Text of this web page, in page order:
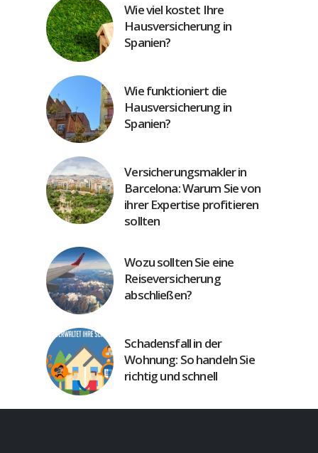
Wie viel kostet Ihre
Hausversicherung in
Spanien?
Wie funktioniert die
Hausversicherung in
Spanien?
Versicherungsmakler in
Barcelona: Warum Sie von
ihrer Expertise profitieren
sollten
Wozu sollten Sie eine
Reiseversicherung
abschließen?
Schadensfall in der
Wohnung: So handeln Sie
richtig und schnell